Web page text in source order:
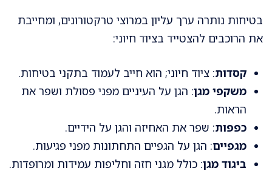
בטיחות נותרה ערך עליון במרוצי טרקטורונים, ומחייבת
את הרוכבים להצטייד בציוד חיוני:
קסדות: ציוד חיוני; הוא חייב לעמוד בתקני בטיחות.
משקפי מגן: הגן על העיניים מפני פסולת ושפר את
הראות.
כפפות: שפר את האחיזה והגן על הידיים.
מגפיים: הגן על הגפיים התחתונות מפני פגיעות.
ביגוד מגן: כולל מגני חזה וחליפות עמידות ומרופדות.